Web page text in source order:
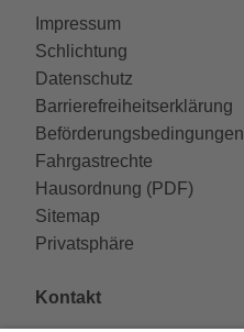
Impressum
Schlichtung
Datenschutz
Barrierefreiheitserklärung
Beförderungsbedingungen
Fahrgastrechte
Hausordnung (PDF)
Sitemap
Privatsphäre
Kontakt